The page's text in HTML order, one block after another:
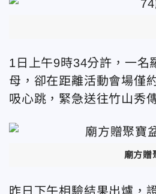
1日上午9時34分許，一名
母，卻在距離活動會場僅
吸心跳，緊急送往竹山秀
廟方贈
昨日下午相驗結果出爐，